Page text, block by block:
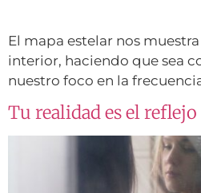
El mapa estelar nos
interior, haciendo que sea
nuestro foco en la
Tu realidad es el